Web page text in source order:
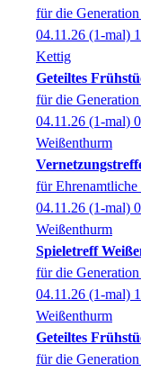
für die
04.11.26 (1-mal)
Kettig
Geteiltes
für die
04.11.26 (1-mal)
Weißenthurm
für
04.11.26 (1-mal)
Weißenthurm
Spieletreff
für die
04.11.26 (1-mal)
Weißenthurm
Geteiltes
für die